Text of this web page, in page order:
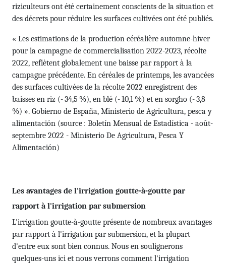
riziculteurs ont été certainement conscients de la situation et
des décrets pour réduire les surfaces cultivées ont été publiés.
« Les estimations de la production céréalière automne-hiver
pour la campagne de commercialisation 2022-2023, récolte
2022, reflètent globalement une baisse par rapport à la
campagne précédente. En céréales de printemps, les avancées
des surfaces cultivées de la récolte 2022 enregistrent des
baisses en riz (- 34,5 %), en blé (- 10,1 %) et en sorgho (- 3,8
%) ». Gobierno de España, Ministerio de Agricultura, pesca y
alimentación (source : Boletín Mensual de Estadística - août-
septembre 2022 - Ministerio De Agricultura, Pesca Y
Alimentación)
Les avantages de l'irrigation goutte-à-goutte par
rapport à l'irrigation par submersion
L'irrigation goutte-à-goutte présente de nombreux avantages
par rapport à l'irrigation par submersion, et la plupart
d'entre eux sont bien connus. Nous en soulignerons
quelques-uns ici et nous verrons comment l'irrigation